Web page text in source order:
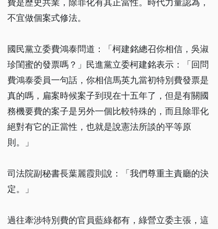
費是歷史共業，除罪化有其正當性。時代力量認為，
不宜做個案式修法。
國民黨立委費鴻泰問道：「柯建銘總召你相信，吳淑
珍閨蜜的發票嗎？」民進黨立委柯建銘表示：「回問
費鴻泰委員一句話，你相信馬英九當初特別費發票是
真的嗎，扁案時候案子到現在十五年了，但是有關國
務機要費的案子是另外一個比較特殊的，而且除罪化
絕對有它的正當性，也就是說憲法所談的平等原
則。」
司法院副秘書長葉麗霞則說：「我們尊重主責廳的決
定。」
過往牽涉特別費的官員藍綠都有，綠營立委主張，這